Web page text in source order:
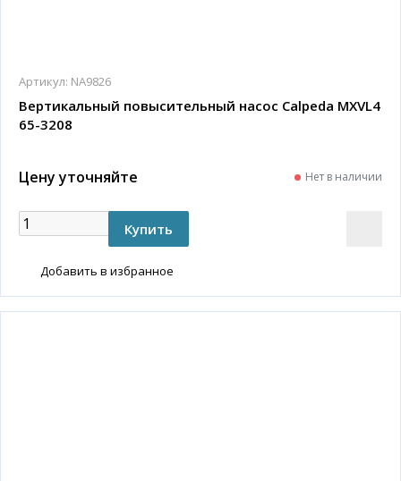
Артикул: NA9826
Вертикальный повысительный насос Calpeda MXVL4
65-3208
Цену уточняйте Нет в наличии
Добавить в избранное